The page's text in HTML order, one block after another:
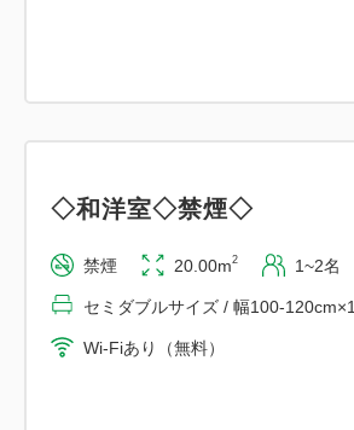
◇和洋室◇禁煙◇
禁煙 20.00m2 1~2名
セミダブルサイズ / 幅100-120cm×1
Wi-Fiあり（無料）